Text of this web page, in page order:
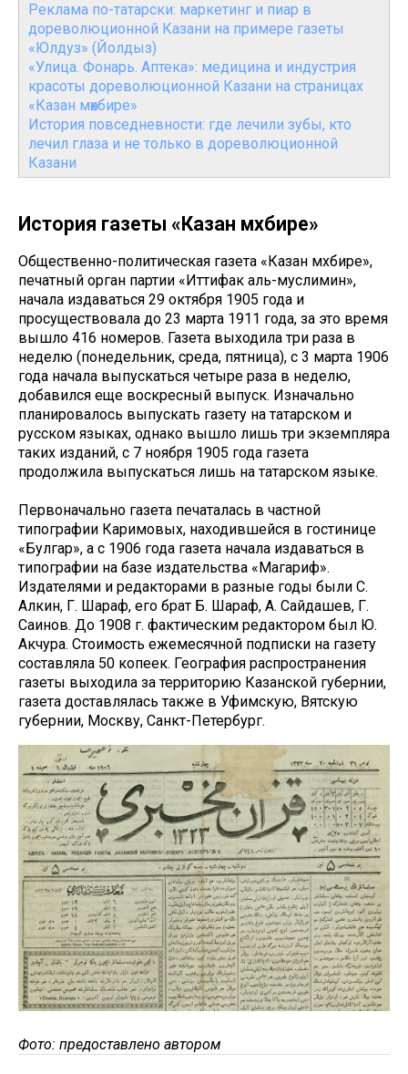
Реклама по-татарски: маркетинг и пиар в
дореволюционной Казани на примере газеты
«Юлдуз» (Йолдыз)
«Улица. Фонарь. Аптека»: медицина и индустрия
красоты дореволюционной Казани на страницах
«Казан мөхбире»
История повседневности: где лечили зубы, кто
лечил глаза и не только в дореволюционной
Казани
История газеты «Казан мөхбире»
Общественно-политическая газета «Казан мөхбире»,
печатный орган партии «Иттифак аль-муслимин»,
начала издаваться 29 октября 1905 года и
просуществовала до 23 марта 1911 года, за это время
вышло 416 номеров. Газета выходила три раза в
неделю (понедельник, среда, пятница), с 3 марта 1906
года начала выпускаться четыре раза в неделю,
добавился еще воскресный выпуск. Изначально
планировалось выпускать газету на татарском и
русском языках, однако вышло лишь три экземпляра
таких изданий, с 7 ноября 1905 года газета
продолжила выпускаться лишь на татарском языке.
Первоначально газета печаталась в частной
типографии Каримовых, находившейся в гостинице
«Булгар», а с 1906 года газета начала издаваться в
типографии на базе издательства «Магариф».
Издателями и редакторами в разные годы были C.
Алкин, Г. Шараф, его брат Б. Шараф, А. Сайдашев, Г.
Саинов. До 1908 г. фактическим редактором был Ю.
Акчура. Стоимость ежемесячной подписки на газету
составляла 50 копеек. География распространения
газеты выходила за территорию Казанской губернии,
газета доставлялась также в Уфимскую, Вятскую
губернии, Москву, Санкт-Петербург.
Фото: предоставлено автором